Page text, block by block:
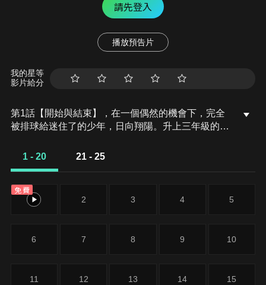
請先登入
播放預告片
我的星等
影片給分
第1話【開始與結束】，在一個偶然的機會下，完全
被排球給迷住了的少年，日向翔陽。升上三年級的日
湊齊了人數，準備參加他第一場也是最後一場的正式
的王者的天才選手影山飛雄出現在他眼前…
1 - 20 21 - 25
免費
1 2 3 4 5
6 7 8 9 10
11 12 13 14 15